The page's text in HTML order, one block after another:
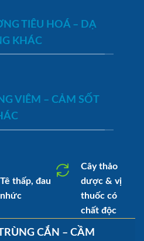
TIÊU HOÁ – DẠ
KHÁC
VIÊM – CẢM SỐT
Tê thấp, đau
nhức
Cây thảo
dược & vị
thuốc có
chất độc
CẮN – CẦM